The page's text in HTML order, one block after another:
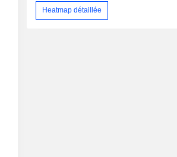
Heatmap détaillée